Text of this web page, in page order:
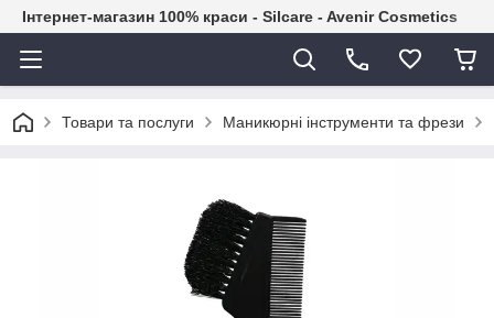
Інтернет-магазин 100% краси - Silcare - Avenir Cosmetics
Товари та послуги Маникюрні інструменти та фрези